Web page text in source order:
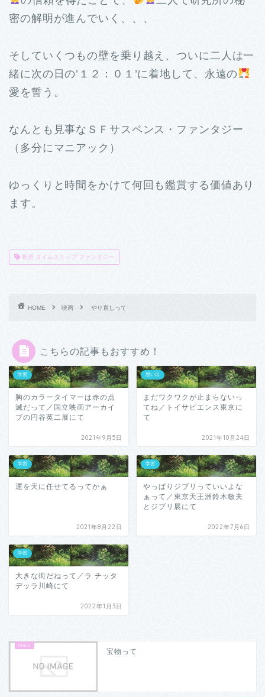
密の解明が進んでいく、、、
そしていくつもの壁を乗り越え、ついに二人は一
緒に次の日の’１２：０１’に着地して、永遠の
愛を誓う。
なんとも見事なＳＦサスペンス・ファンタジー
（多分にマニアック）
ゆっくりと時間をかけて何回も鑑賞する価値あり
ます。
映画 タイムスリップ ファンタジー
HOME 映画 やり直しって
こちらの記事もおすすめ！
学習
胸のカラータイマーは赤の点
滅だって／国立映画アーカイ
ブの円谷英二展にて
2021年9月5日
思い出
まだワクワクが止まらないっ
てね／トイサピエンス東京に
て
2021年10月24日
学習
運を天に任せてるってかぁ
2021年8月22日
学習
やっぱりジブリっていいよな
ぁって／東京天王洲鈴木敏夫
とジブリ展にて
2022年7月6日
学習
大きな街だねって／ラ チッタ
デッラ川崎にて
2022年1月3日
宝物って